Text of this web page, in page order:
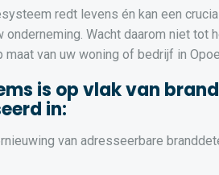
redt levens én kan een
onderneming. Wacht daarom niet tot
maat van uw woning of bedrijf in
is op vlak van
in:
van adresseerbare